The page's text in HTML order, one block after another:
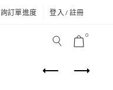
訂單進度 登入 / 註冊
0